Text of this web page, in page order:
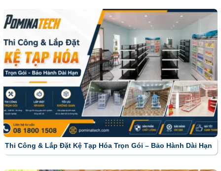
Thi Công & Lắp Đặt Kệ Tạp Hóa Trọn Gói – Bảo Hành Dài Hạn